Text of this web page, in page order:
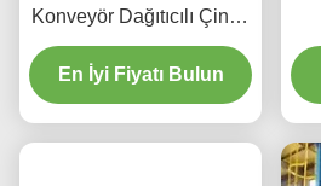
Konveyör Dağıtıcılı Çinko
Pul Kaplama Makinesi
En İyi Fiyatı Bulun